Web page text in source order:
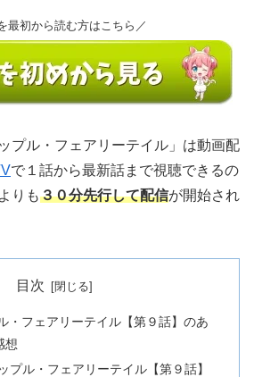
最初から読む方はこちら／
プル・フェアリーテイル」は動画配
で１話から最新話まで視聴できるの
りも３０分先行して配信が開始され
目次
・フェアリーテイル【第９話】のあ
想
プル・フェアリーテイル【第９話】